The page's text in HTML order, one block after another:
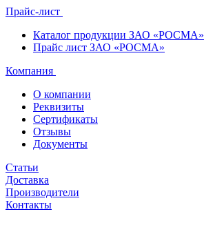
Прайс-лист
Каталог продукции ЗАО «РОСМА»
Прайс лист ЗАО «РОСМА»
Компания
О компании
Реквизиты
Сертификаты
Отзывы
Документы
Статьи
Доставка
Производители
Контакты